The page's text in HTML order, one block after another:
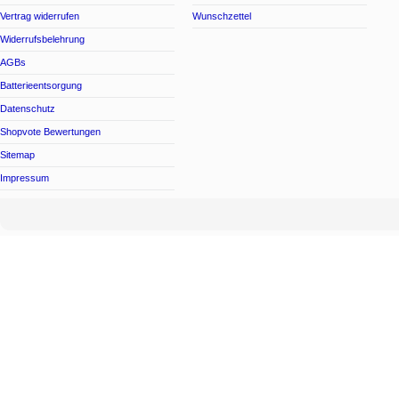
Vertrag widerrufen
Widerrufsbelehrung
AGBs
Batterieentsorgung
Datenschutz
Shopvote Bewertungen
Sitemap
Impressum
Wunschzettel